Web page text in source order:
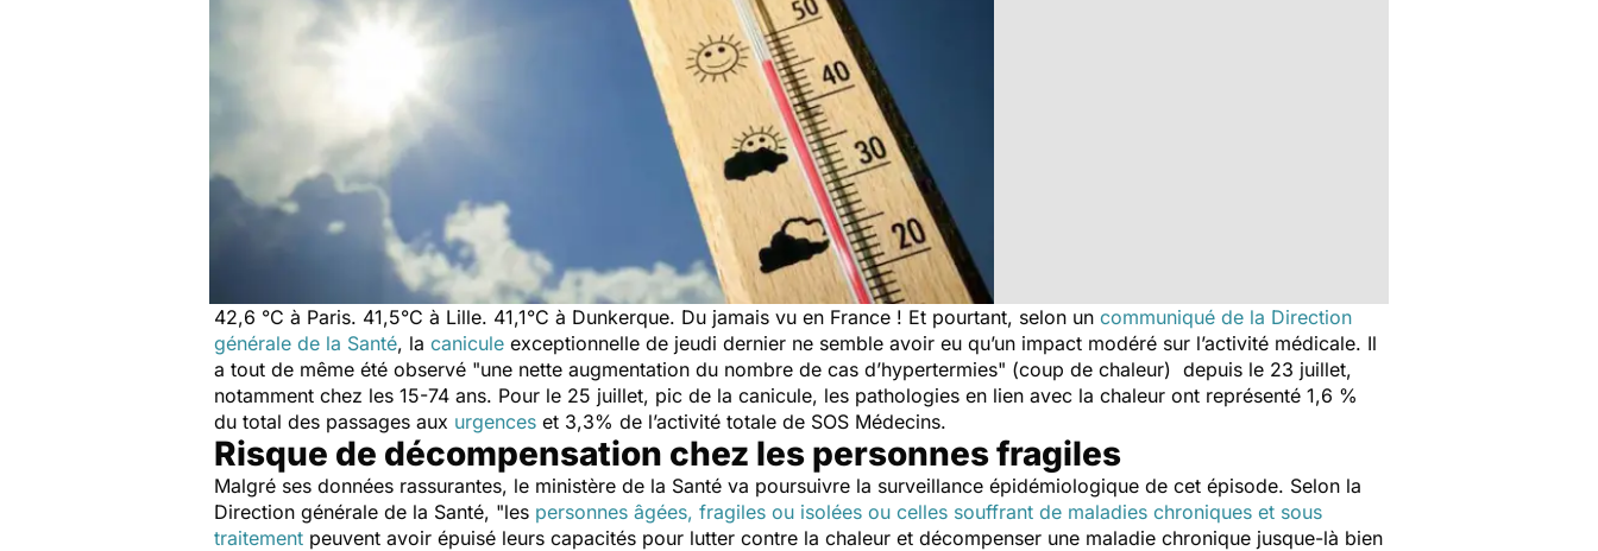
42,6 °C à Paris. 41,5°C à Lille. 41,1°C à Dunkerque. Du jamais vu en France ! Et pourtant, selon un communiqué de la Direction
générale de la Santé, la canicule exceptionnelle de jeudi dernier ne semble avoir eu qu’un impact modéré sur l’activité médicale. Il
a tout de même été observé "une nette augmentation du nombre de cas d’hypertermies" (coup de chaleur) depuis le 23 juillet,
notamment chez les 15-74 ans. Pour le 25 juillet, pic de la canicule, les pathologies en lien avec la chaleur ont représenté 1,6 %
du total des passages aux urgences et 3,3% de l’activité totale de SOS Médecins.
Risque de décompensation chez les personnes fragiles
Malgré ses données rassurantes, le ministère de la Santé va poursuivre la surveillance épidémiologique de cet épisode. Selon la
Direction générale de la Santé, "les personnes âgées, fragiles ou isolées ou celles souffrant de maladies chroniques et sous
traitement peuvent avoir épuisé leurs capacités pour lutter contre la chaleur et décompenser une maladie chronique jusque-là bien